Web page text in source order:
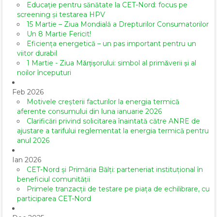
Educație pentru sănătate la CET-Nord: focus pe
screening și testarea HPV
15 Martie – Ziua Mondială a Drepturilor Consumatorilor
Un 8 Martie Fericit!
Eficiența energetică – un pas important pentru un
viitor durabil
1 Martie - Ziua Mărțișorului: simbol al primăverii și al
noilor începuturi
Feb 2026
Motivele creșterii facturilor la energia termică
aferente consumului din luna ianuarie 2026
Clarificări privind solicitarea înaintată către ANRE de
ajustare a tarifului reglementat la energia termică pentru
anul 2026
Ian 2026
CET-Nord și Primăria Bălți: parteneriat instituțional în
beneficiul comunității
Primele tranzacții de testare pe piața de echilibrare, cu
participarea CET-Nord